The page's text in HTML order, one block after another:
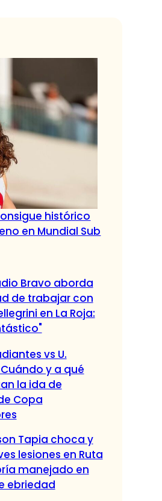
histórico
en Mundial Sub
Bravo aborda
de trabajar con
en La Roja:
vs U.
y a qué
la ida de
Copa
Tapia choca y
lesiones en Ruta
manejado en
ebriedad